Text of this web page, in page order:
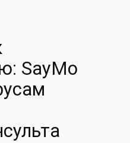
SayMo